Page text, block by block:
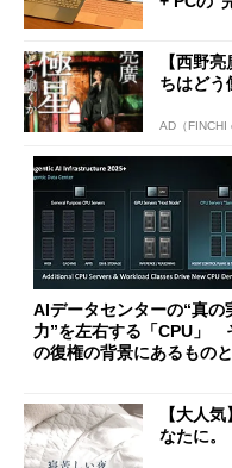
【西野
ちはどう
AD（FINCHI
AIデータセンターの“真の
力”を左右する「CPU」
の復権の背景にあるものと
【大人
なたに。